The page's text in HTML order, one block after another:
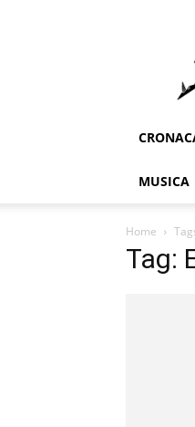
MUSICA
Home
Tag: